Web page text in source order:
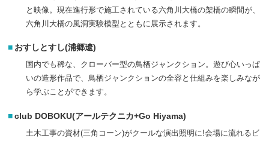
と映像。現在進行形で施工されている六角川大橋の架橋の瞬間が、
六角川大橋の風洞実験模型とともに展示されます。
おすしとすし(浦郷遼)
国内でも稀な、クローバー型の鳥栖ジャンクション。遊び心いっぱ
いの造形作品で、鳥栖ジャンクションの全容と仕組みを楽しみなが
ら学ぶことができます。
club DOBOKU(アールテクニカ+Go Hiyama)
土木工事の資材(三角コーン)がクールな演出照明に!会場に流れるビ